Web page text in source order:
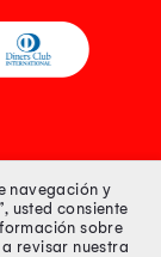
navegación y
usted consiente
sobre
revisar nuestra